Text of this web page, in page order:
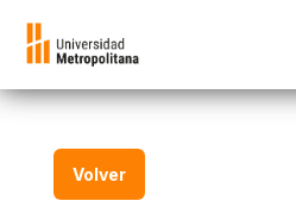
Volver